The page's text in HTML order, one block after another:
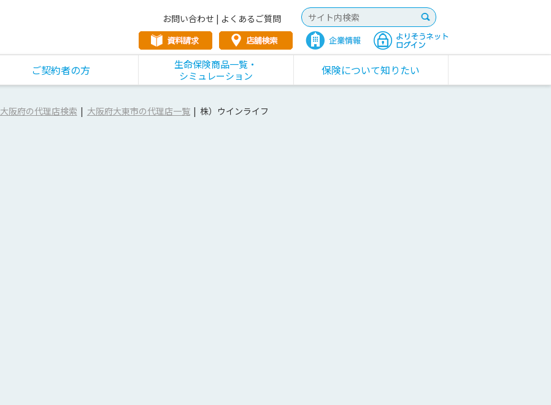
お問い合わせ | よくあるご質問
ご契約者の方
生命保険商品一覧・
シミュレーション
保険について知りたい
大阪府の代理店検索 大阪府大東市の代理店一覧 株）ウインライフ